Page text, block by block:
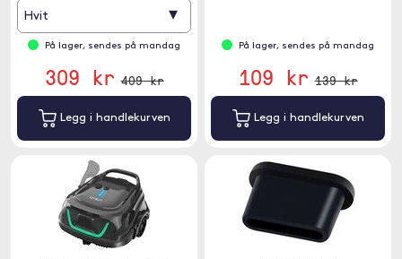
Hvit ▾
På lager, sendes på mandag
309 kr 409 kr
Legg i handlekurven
På lager, sendes på mandag
109 kr 139 kr
Legg i handlekurven